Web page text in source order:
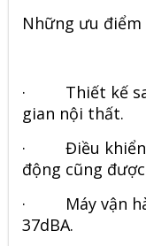
Những ưu điểm
· Thiết kế
gian nội thất.
· Điều
động cũng
· Máy vận
37dBA.